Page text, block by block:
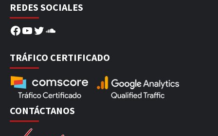
REDES SOCIALES
Facebook
YouTube
Twitter
SoundCloud
TRÁFICO CERTIFICADO
CONTÁCTANOS